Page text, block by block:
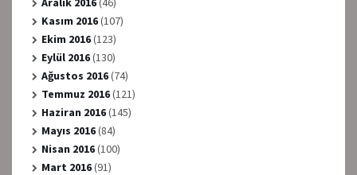
Kasım 2016(107)
Ekim 2016(123)
Eylül 2016(130)
Ağustos 2016(74)
Temmuz 2016(121)
Haziran 2016(145)
Mayıs 2016(84)
Nisan 2016(100)
Mart 2016(91)